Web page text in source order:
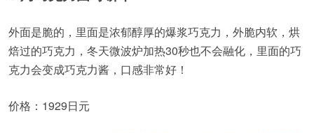
外面是脆的，里面是浓郁醇厚的爆浆巧克力，外脆内软，烘
焙过的巧克力，冬天微波炉加热30秒也不会融化，里面的巧
克力会变成巧克力酱，口感非常好！
价格：1929日元